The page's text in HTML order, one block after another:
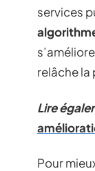
services
relâche la
Lire
Pour